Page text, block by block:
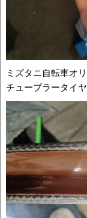
ミズタニ自転車オ
チューブラータイ